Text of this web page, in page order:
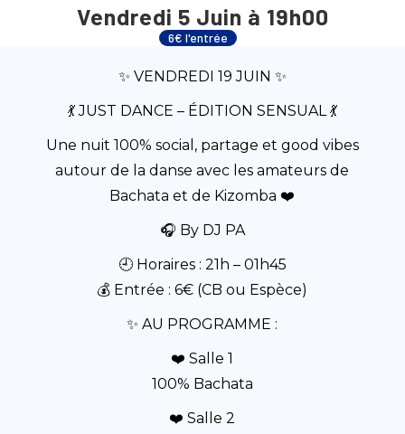
Vendredi 5 Juin à 19h00
6€ l'entrée
✨ VENDREDI 19 JUIN ✨
💃 JUST DANCE – ÉDITION SENSUAL 💃
Une nuit 100% social, partage et good vibes
autour de la danse avec les amateurs de
Bachata et de Kizomba ❤️
🎧 By DJ PA
🕘 Horaires : 21h – 01h45
💰 Entrée : 6€ (CB ou Espèce)
✨ AU PROGRAMME :
❤️ Salle 1
100% Bachata
❤️ Salle 2